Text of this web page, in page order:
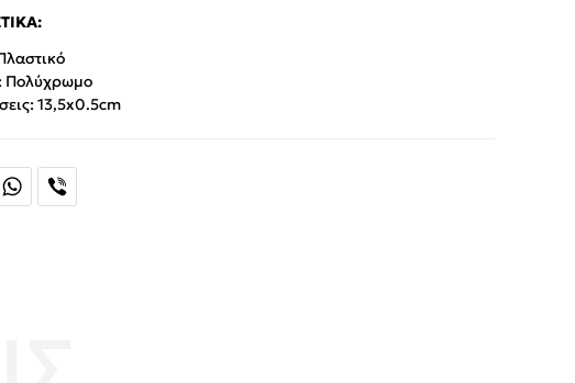
WhatsApp
Πολύχρωμο
13,5x0.5cm